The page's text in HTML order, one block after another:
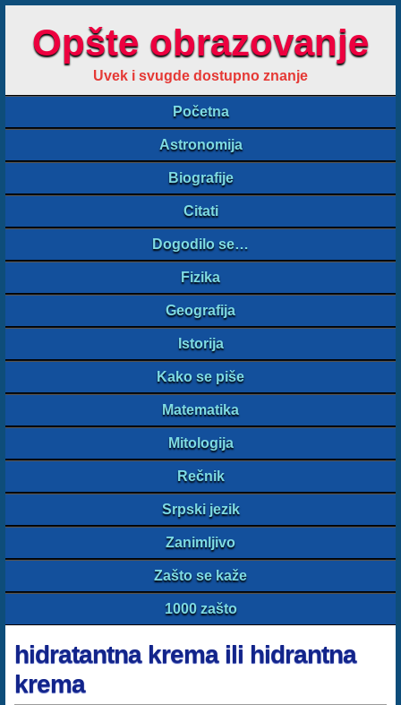
Opšte obrazovanje
Uvek i svugde dostupno znanje
Početna
Astronomija
Biografije
Citati
Dogodilo se…
Fizika
Geografija
Istorija
Kako se piše
Matematika
Mitologija
Rečnik
Srpski jezik
Zanimljivo
Zašto se kaže
1000 zašto
hidratantna krema ili hidrantna
krema